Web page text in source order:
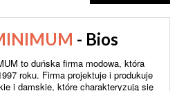
- Bios
to duńska firma modowa, która
roku. Firma projektuje i produkuje
i damskie, które charakteryzują się